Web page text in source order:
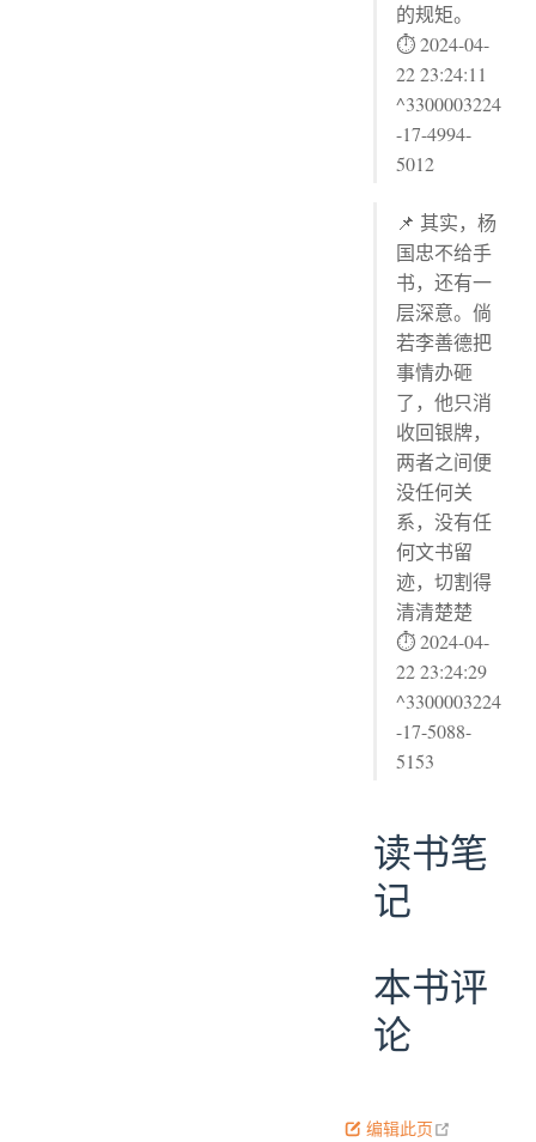
的规矩。
⏱ 2024-04-
22 23:24:11
^3300003224
-17-4994-
5012
📌 其实，杨
国忠不给手
书，还有一
层深意。倘
若李善德把
事情办砸
了，他只消
收回银牌，
两者之间便
没任何关
系，没有任
何文书留
迹，切割得
清清楚楚
⏱ 2024-04-
22 23:24:29
^3300003224
-17-5088-
5153
读书笔
记
本书评
论
编辑此页